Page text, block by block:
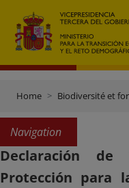
Home Biodiversité et
Navigation
Declaración
Protección para